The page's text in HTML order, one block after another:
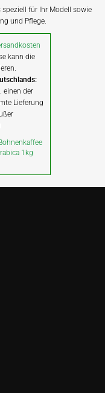
speziell für Ihr Modell sowie
und Pflege.
kann die
einen der
Lieferung
1kg